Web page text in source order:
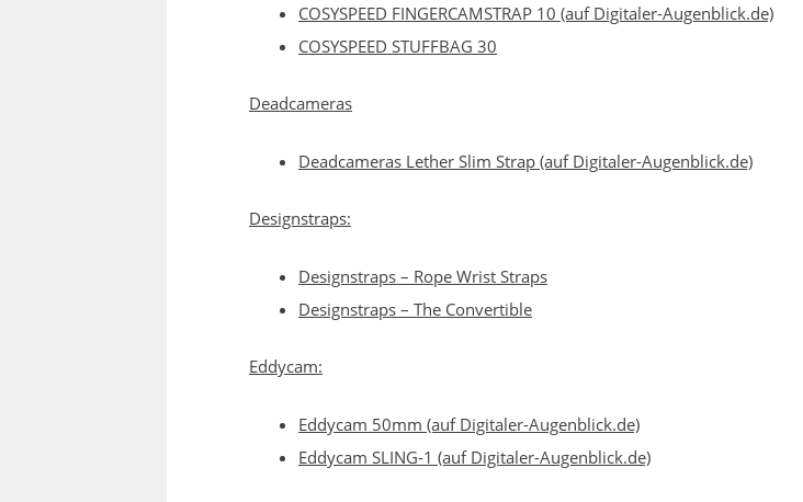
COSYSPEED FINGERCAMSTRAP 10 (auf Digitaler-Augenblick.de)
COSYSPEED STUFFBAG 30
Deadcameras
Deadcameras Lether Slim Strap (auf Digitaler-Augenblick.de)
Designstraps:
Designstraps – Rope Wrist Straps
Designstraps – The Convertible
Eddycam:
Eddycam 50mm (auf Digitaler-Augenblick.de)
Eddycam SLING-1 (auf Digitaler-Augenblick.de)